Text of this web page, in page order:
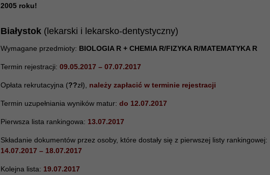
2005 roku!
Białystok (lekarski i lekarsko-dentystyczny)
Wymagane przedmioty: BIOLOGIA R + CHEMIA R/FIZYKA R/MATEMATYKA R
Termin rejestracji: 09.05.2017 – 07.07.2017
Opłata rekrutacyjna (??zł), należy zapłacić w terminie rejestracji
Termin uzupełniania wyników matur: do 12.07.2017
Pierwsza lista rankingowa: 13.07.2017
Składanie dokumentów przez osoby, które dostały się z pierwszej listy rankingowej:
14.07.2017 – 18.07.2017
Kolejna lista: 19.07.2017